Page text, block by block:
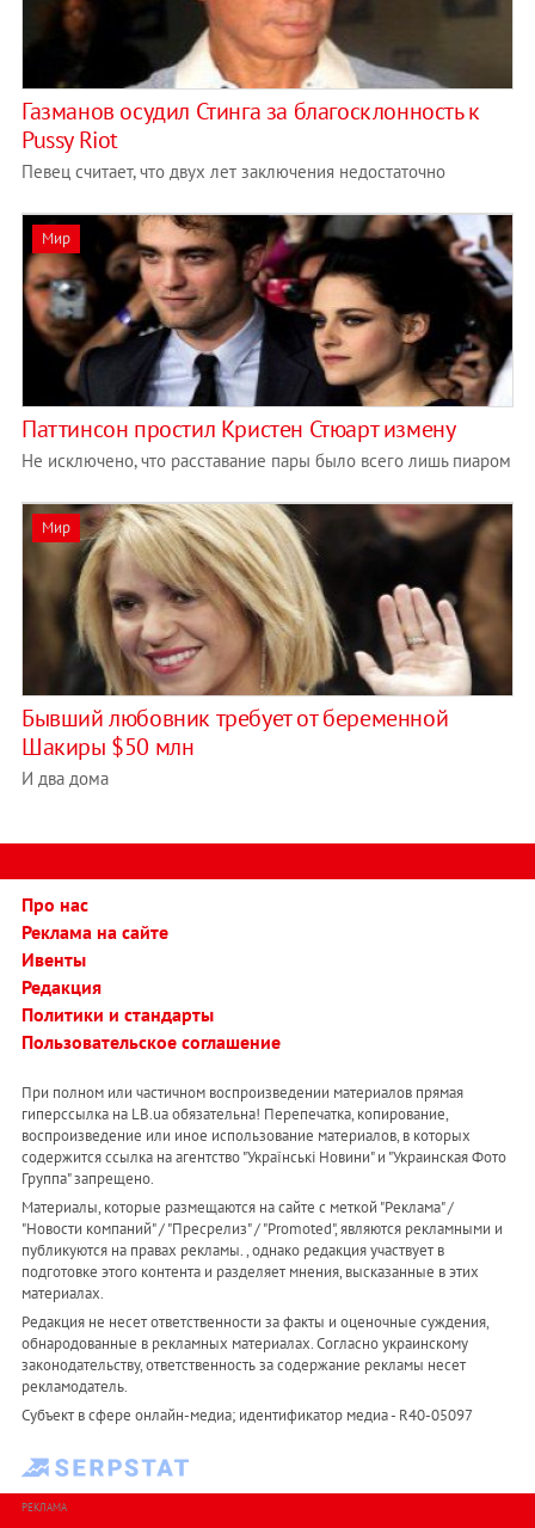
Газманов осудил Стинга за благосклонность к
Pussy Riot
Певец считает, что двух лет заключения недостаточно
Мир
Паттинсон простил Кристен Стюарт измену
Не исключено, что расставание пары было всего лишь пиаром
Мир
Бывший любовник требует от беременной
Шакиры $50 млн
И два дома
Про нас
Реклама на сайте
Ивенты
Редакция
Политики и стандарты
Пользовательское соглашение
При полном или частичном воспроизведении материалов прямая
гиперссылка на LB.ua обязательна! Перепечатка, копирование,
воспроизведение или иное использование материалов, в которых
содержится ссылка на агентство "Українськi Новини" и "Украинская Фото
Группа" запрещено.
Материалы, которые размещаются на сайте с меткой "Реклама" /
"Новости компаний" / "Пресрелиз" / "Promoted", являются рекламными и
публикуются на правах рекламы. , однако редакция участвует в
подготовке этого контента и разделяет мнения, высказанные в этих
материалах.
Редакция не несет ответственности за факты и оценочные суждения,
обнародованные в рекламных материалах. Согласно украинскому
законодательству, ответственность за содержание рекламы несет
рекламодатель.
Субъект в сфере онлайн-медиа; идентификатор медиа - R40-05097
РЕКЛАМА